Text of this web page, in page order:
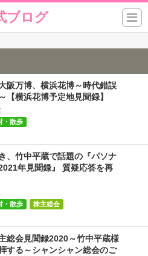
ブログ
阪万博、横浜花博～時代錯誤
【横浜花博予定地見聞録】
・散歩
、竹中平蔵で話題の『パソナ
年見聞録』 質疑応答を再
・散歩 株主総会
総会見聞録2020～竹中平蔵様
する～シャンシャン総会のご